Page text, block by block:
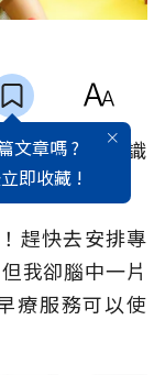
文章嗎 ?
即收藏 !
媽讀繪本認識
趕快去安排專
我卻腦中一片
療服務可以使